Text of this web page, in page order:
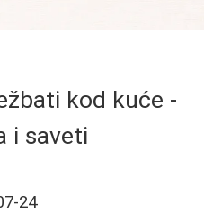
kod kuće -
i saveti
24